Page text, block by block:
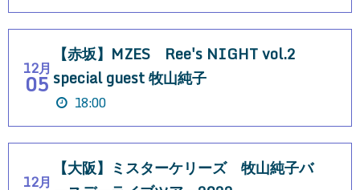
12月
05
【赤坂】MZES Ree's NIGHT vol.2
special guest 牧山純子
18:00
12月
【大阪】ミスターケリーズ 牧山純子バ